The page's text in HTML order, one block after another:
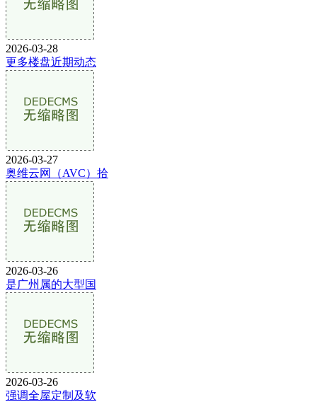
2026-03-28
更多楼盘近期动态
2026-03-27
奥维云网（AVC）拾
2026-03-26
是广州属的大型国
2026-03-26
强调全屋定制及软